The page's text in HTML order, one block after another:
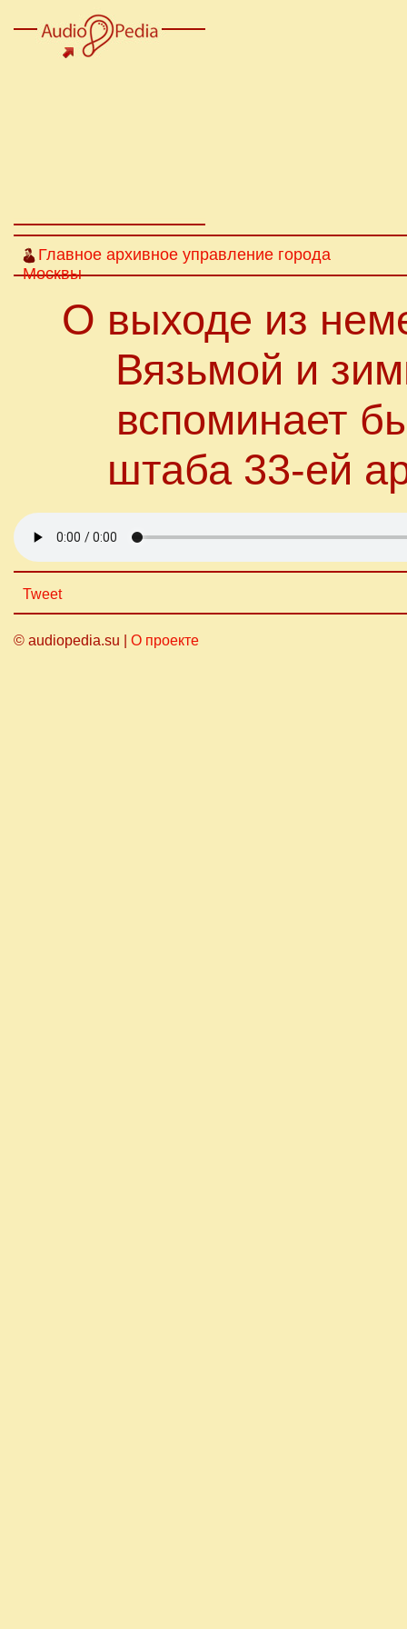
Главное архивное управление города
Москвы
О выходе из
Вязьмой и
вспоминает
штаба 33-ей
Tweet
© audiopedia.su | О проекте